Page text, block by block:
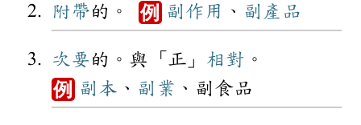
附帶的。 例 副作用 、 副產品
次要的。與「正」 相對 。
例 副本 、 副業 、副食品